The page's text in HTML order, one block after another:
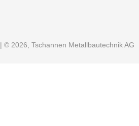
| © 2026, Tschannen Metallbautechnik AG